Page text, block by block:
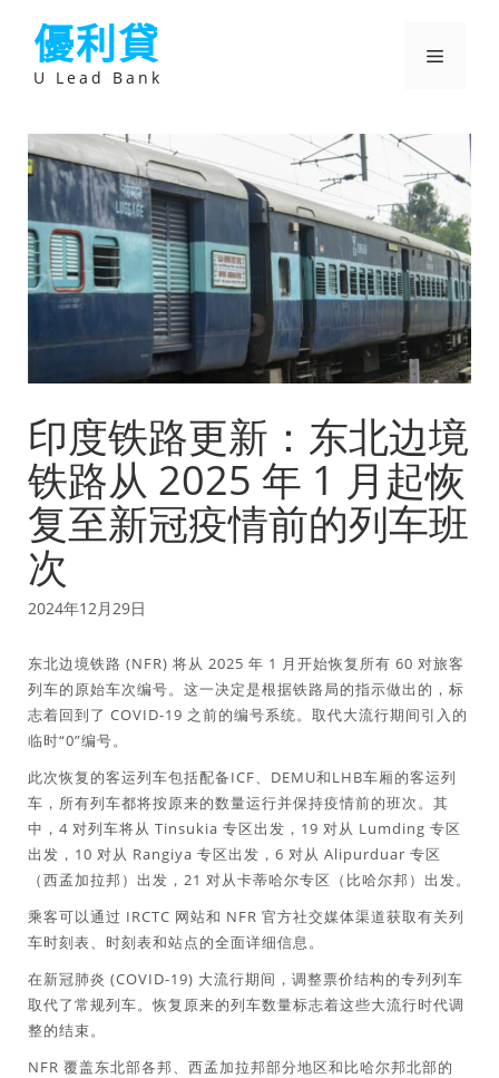
優利貸
U Lead Bank
選
印度铁路更新：东北边境
铁路从 2025 年 1 月起恢
复至新冠疫情前的列车班
次
2024年12月29日
东北边境铁路 (NFR) 将从 2025 年 1 月开始恢复所有 60 对旅客
列车的原始车次编号。这一决定是根据铁路局的指示做出的，标
志着回到了 COVID-19 之前的编号系统。取代大流行期间引入的
临时“0”编号。
此次恢复的客运列车包括配备ICF、DEMU和LHB车厢的客运列
车，所有列车都将按原来的数量运行并保持疫情前的班次。其
中，4 对列车将从 Tinsukia 专区出发，19 对从 Lumding 专区
出发，10 对从 Rangiya 专区出发，6 对从 Alipurduar 专区
（西孟加拉邦）出发，21 对从卡蒂哈尔专区（比哈尔邦）出发。
乘客可以通过 IRCTC 网站和 NFR 官方社交媒体渠道获取有关列
车时刻表、时刻表和站点的全面详细信息。
在新冠肺炎 (COVID-19) 大流行期间，调整票价结构的专列列车
取代了常规列车。恢复原来的列车数量标志着这些大流行时代调
整的结束。
NFR 覆盖东北部各邦、西孟加拉邦部分地区和比哈尔邦北部的